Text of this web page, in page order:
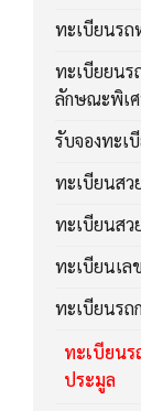
ทะเบียนร
ทะเบียยน
ลักษณะพิเ
รับจองทะเ
ทะเบียนสว
ทะเบียนสว
ทะเบียนเล
ทะเบียนรถ
ทะเบียน
ประมูล